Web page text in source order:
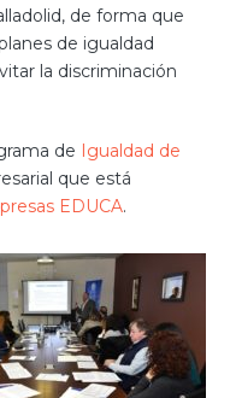
de forma que
de igualdad
la discriminación
de Igualdad de
que está
EDUCA.